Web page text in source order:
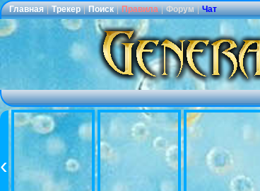
Главная | Трекер | Поиск | Правила | Форум | Чат